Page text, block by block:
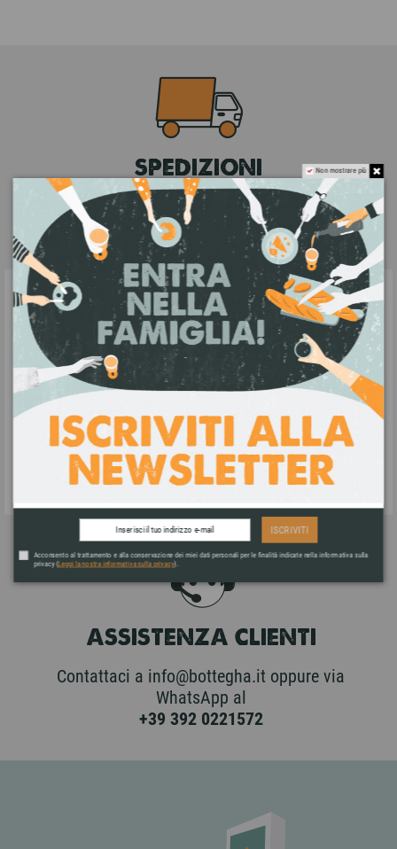
SPEDIZIONI
9.90€ in tutta Italia senza minimo di spesa,
gratuite per ordini superiori a 99€.
PAGAMENTI SICURI
Accettiamo pagamenti tramite bonifico
bancario, carta di credito, Paypal e
contrassegno.
ASSISTENZA CLIENTI
Contattaci a info@bottegha.it oppure via
WhatsApp al
+39 392 0221572
Non mostrare più
ISCRIVITI
Acconsento al trattamento e alla conservazione dei miei dati personali per le finalità indicate nella informativa sulla
privacy (Leggi la nostra informativa sulla privacy).